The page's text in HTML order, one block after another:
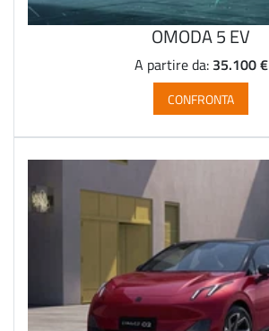
OMODA 5 EV
A partire da: 35.100 €
CONFRONTA